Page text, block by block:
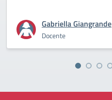
Gabriella Giangrande
Docente